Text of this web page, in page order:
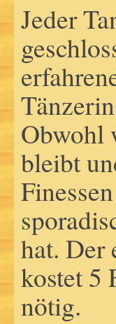
Jeder
Obwohl
bleibt
hat. Der
kostet 5
nötig.